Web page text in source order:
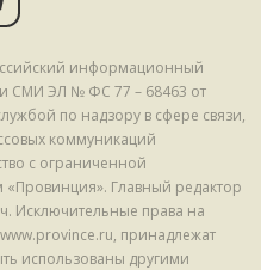
информационный
СМИ ЭЛ № ФС 77 – 68463 от
по надзору в сфере связи,
коммуникаций
с ограниченной
«Провинция». Главный редактор
Исключительные права на
принадлежат
использованы другими